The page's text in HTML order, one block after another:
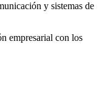
y sistemas de
empresarial con los